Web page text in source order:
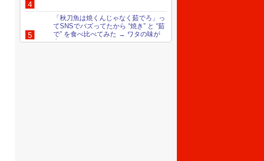
「秋刀魚は焼くんじゃなく茹でろ」っ
てSNSでバズってたから “焼き” と “茹
で” を食べ比べてみた → ワタの味が
変わってる！